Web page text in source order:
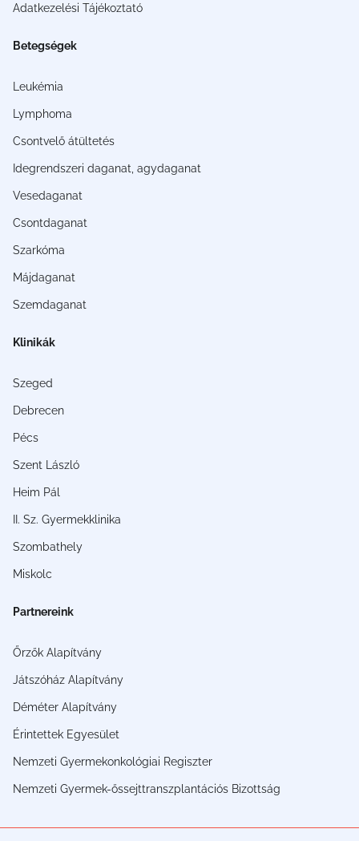
Adatkezelési Tájékoztató
Betegségek
Leukémia
Lymphoma
Csontvelő átültetés
Idegrendszeri daganat, agydaganat
Vesedaganat
Csontdaganat
Szarkóma
Májdaganat
Szemdaganat
Klinikák
Szeged
Debrecen
Pécs
Szent László
Heim Pál
II. Sz. Gyermekklinika
Szombathely
Miskolc
Partnereink
Őrzők Alapítvány
Játszóház Alapítvány
Déméter Alapítvány
Érintettek Egyesület
Nemzeti Gyermekonkológiai Regiszter
Nemzeti Gyermek-őssejttranszplantációs Bizottság